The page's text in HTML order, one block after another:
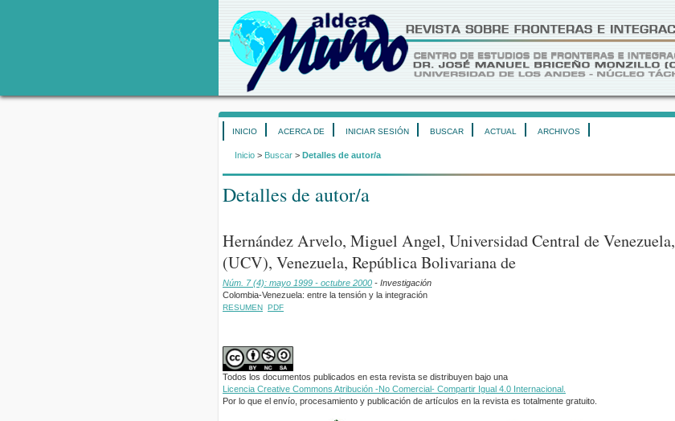
INICIO ACERCA DE INICIAR SESIÓN BUSCAR ACTUAL ARCHIVOS
Inicio > Buscar > Detalles de autor/a
Detalles de autor/a
Hernández Arvelo, Miguel Angel, Universidad Central de Venezuela,
(UCV), Venezuela, República Bolivariana de
Núm. 7 (4): mayo 1999 - octubre 2000 - Investigación
Colombia-Venezuela: entre la tensión y la integración
RESUMEN PDF
Todos los documentos publicados en esta revista se distribuyen bajo una
Licencia Creative Commons Atribución -No Comercial- Compartir Igual 4.0 Internacional.
Por lo que el envío, procesamiento y publicación de artículos en la revista es totalmente gratuito.